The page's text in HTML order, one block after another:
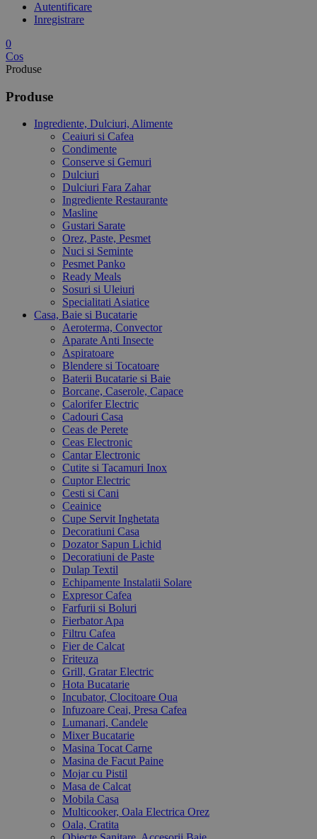
Autentificare
Inregistrare
0
Cos
Produse
Produse
Ingrediente, Dulciuri, Alimente
Ceaiuri si Cafea
Condimente
Conserve si Gemuri
Dulciuri
Dulciuri Fara Zahar
Ingrediente Restaurante
Masline
Gustari Sarate
Orez, Paste, Pesmet
Nuci si Seminte
Pesmet Panko
Ready Meals
Sosuri si Uleiuri
Specialitati Asiatice
Casa, Baie si Bucatarie
Aeroterma, Convector
Aparate Anti Insecte
Aspiratoare
Blendere si Tocatoare
Baterii Bucatarie si Baie
Borcane, Caserole, Capace
Calorifer Electric
Cadouri Casa
Ceas de Perete
Ceas Electronic
Cantar Electronic
Cutite si Tacamuri Inox
Cuptor Electric
Cesti si Cani
Ceainice
Cupe Servit Inghetata
Decoratiuni Casa
Dozator Sapun Lichid
Decoratiuni de Paste
Dulap Textil
Echipamente Instalatii Solare
Expresor Cafea
Farfurii si Boluri
Fierbator Apa
Filtru Cafea
Fier de Calcat
Friteuza
Grill, Gratar Electric
Hota Bucatarie
Incubator, Clocitoare Oua
Infuzoare Ceai, Presa Cafea
Lumanari, Candele
Mixer Bucatarie
Masina Tocat Carne
Masina de Facut Paine
Mojar cu Pistil
Masa de Calcat
Mobila Casa
Multicooker, Oala Electrica Orez
Oala, Cratita